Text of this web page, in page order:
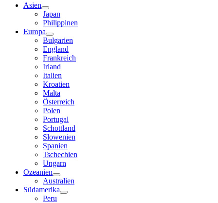
Asien
Japan
Philippinen
Europa
Bulgarien
England
Frankreich
Irland
Italien
Kroatien
Malta
Österreich
Polen
Portugal
Schottland
Slowenien
Spanien
Tschechien
Ungarn
Ozeanien
Australien
Südamerika
Peru